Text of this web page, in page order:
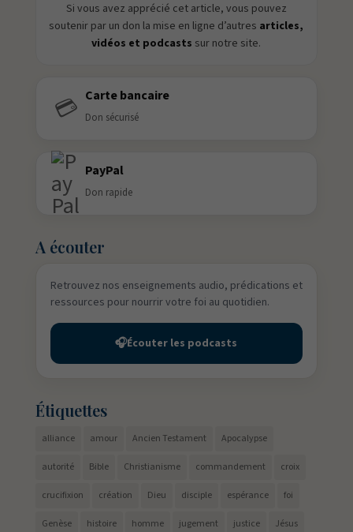
Si vous avez apprécié cet article, vous pouvez
soutenir par un don la mise en ligne d’autres articles,
vidéos et podcasts sur notre site.
💳 Carte bancaire
Don sécurisé
PayPal
Don rapide
A écouter
Retrouvez nos enseignements audio, prédications et
ressources pour nourrir votre foi au quotidien.
🎧Écouter les podcasts
Étiquettes
alliance amour Ancien Testament Apocalypse
autorité Bible Christianisme commandement croix
crucifixion création Dieu disciple espérance foi
Genèse histoire homme jugement justice Jésus